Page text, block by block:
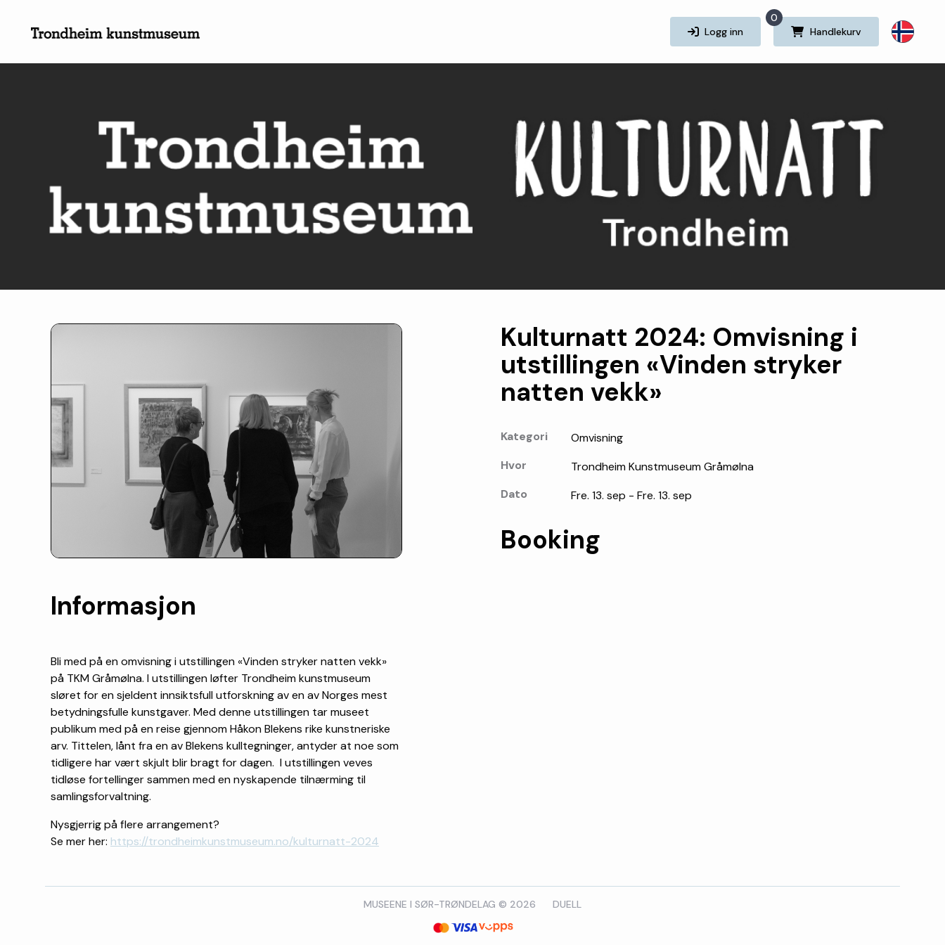
Logg inn Handlekurv
0
Informasjon
Bli med på en omvisning i utstillingen «Vinden stryker natten vekk»
på TKM Gråmølna. I utstillingen løfter Trondheim kunstmuseum
sløret for en sjeldent innsiktsfull utforskning av en av Norges mest
betydningsfulle kunstgaver. Med denne utstillingen tar museet
publikum med på en reise gjennom Håkon Blekens rike kunstneriske
arv. Tittelen, lånt fra en av Blekens kulltegninger, antyder at noe som
tidligere har vært skjult blir bragt for dagen. I utstillingen veves
tidløse fortellinger sammen med en nyskapende tilnærming til
samlingsforvaltning.
Nysgjerrig på flere arrangement?
Se mer her: https://trondheimkunstmuseum.no/kulturnatt-2024
Kulturnatt 2024: Omvisning i
utstillingen «Vinden stryker
natten vekk»
Kategori
Omvisning
Hvor
Trondheim Kunstmuseum Gråmølna
Dato
Fre. 13. sep - Fre. 13. sep
Booking
MUSEENE I SØR-TRØNDELAG © 2026 DUELL